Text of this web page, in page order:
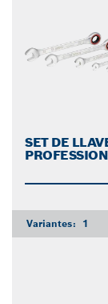
SET DE
Variantes: 1